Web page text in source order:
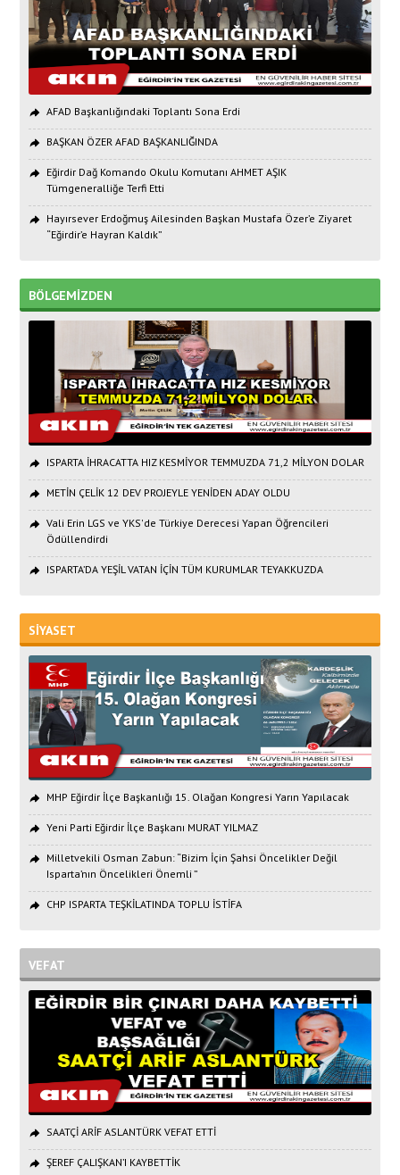
AFAD Başkanlığındaki Toplantı Sona Erdi
BAŞKAN ÖZER AFAD BAŞKANLIĞINDA
Eğirdir Dağ Komando Okulu Komutanı AHMET AŞIK
Tümgeneralliğe Terfi Etti
Hayırsever Erdoğmuş Ailesinden Başkan Mustafa Özer’e Ziyaret
“Eğirdir’e Hayran Kaldık”
BÖLGEMİZDEN
ISPARTA İHRACATTA HIZ KESMİYOR TEMMUZDA 71,2 MİLYON DOLAR
METİN ÇELİK 12 DEV PROJEYLE YENİDEN ADAY OLDU
Vali Erin LGS ve YKS'de Türkiye Derecesi Yapan Öğrencileri
Ödüllendirdi
ISPARTA’DA YEŞİL VATAN İÇİN TÜM KURUMLAR TEYAKKUZDA
SİYASET
MHP Eğirdir İlçe Başkanlığı 15. Olağan Kongresi Yarın Yapılacak
Yeni Parti Eğirdir İlçe Başkanı MURAT YILMAZ
Milletvekili Osman Zabun: “Bizim İçin Şahsi Öncelikler Değil
Isparta’nın Öncelikleri Önemli ”
CHP ISPARTA TEŞKİLATINDA TOPLU İSTİFA
VEFAT
SAATÇİ ARİF ASLANTÜRK VEFAT ETTİ
ŞEREF ÇALIŞKAN’I KAYBETTİK